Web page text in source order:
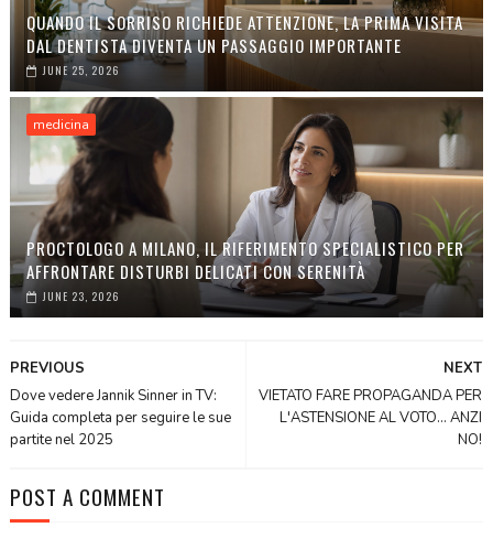
QUANDO IL SORRISO RICHIEDE ATTENZIONE, LA PRIMA VISITA
DAL DENTISTA DIVENTA UN PASSAGGIO IMPORTANTE
JUNE 25, 2026
medicina
PROCTOLOGO A MILANO, IL RIFERIMENTO SPECIALISTICO PER
AFFRONTARE DISTURBI DELICATI CON SERENITÀ
JUNE 23, 2026
NEXT
VIETATO FARE PROPAGANDA PER
L'ASTENSIONE AL VOTO... ANZI
NO!
PREVIOUS
Dove vedere Jannik Sinner in TV:
Guida completa per seguire le sue
partite nel 2025
POST A COMMENT